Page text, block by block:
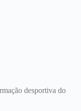
desportiva do